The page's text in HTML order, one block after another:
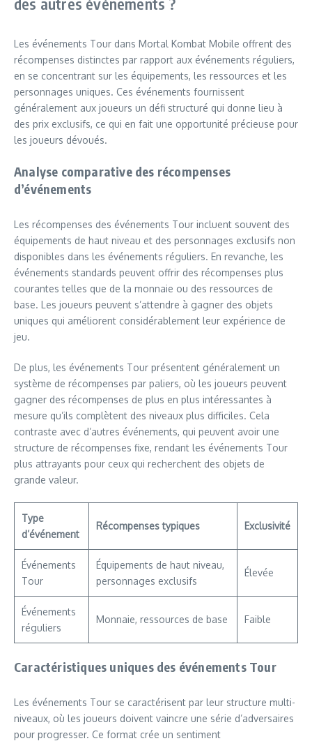
Les événements Tour dans Mortal Kombat Mobile offrent des
récompenses distinctes par rapport aux événements réguliers,
en se concentrant sur les équipements, les ressources et les
personnages uniques. Ces événements fournissent
généralement aux joueurs un défi structuré qui donne lieu à
des prix exclusifs, ce qui en fait une opportunité précieuse pour
les joueurs dévoués.
Analyse comparative des récompenses
d’événements
Les récompenses des événements Tour incluent souvent des
équipements de haut niveau et des personnages exclusifs non
disponibles dans les événements réguliers. En revanche, les
événements standards peuvent offrir des récompenses plus
courantes telles que de la monnaie ou des ressources de
base. Les joueurs peuvent s’attendre à gagner des objets
uniques qui améliorent considérablement leur expérience de
jeu.
De plus, les événements Tour présentent généralement un
système de récompenses par paliers, où les joueurs peuvent
gagner des récompenses de plus en plus intéressantes à
mesure qu’ils complètent des niveaux plus difficiles. Cela
contraste avec d’autres événements, qui peuvent avoir une
structure de récompenses fixe, rendant les événements Tour
plus attrayants pour ceux qui recherchent des objets de
grande valeur.
Type
d’événement
Récompenses typiques Exclusivité
Événements
Tour
Équipements de haut niveau,
personnages exclusifs
Élevée
Événements
réguliers
Monnaie, ressources de base Faible
Caractéristiques uniques des événements Tour
Les événements Tour se caractérisent par leur structure multi-
niveaux, où les joueurs doivent vaincre une série d’adversaires
pour progresser. Ce format crée un sentiment